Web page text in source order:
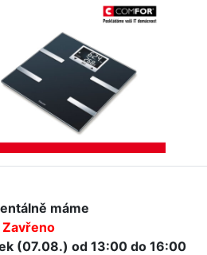
máme
Zavřeno
(07.08.) od 13:00 do 16:00